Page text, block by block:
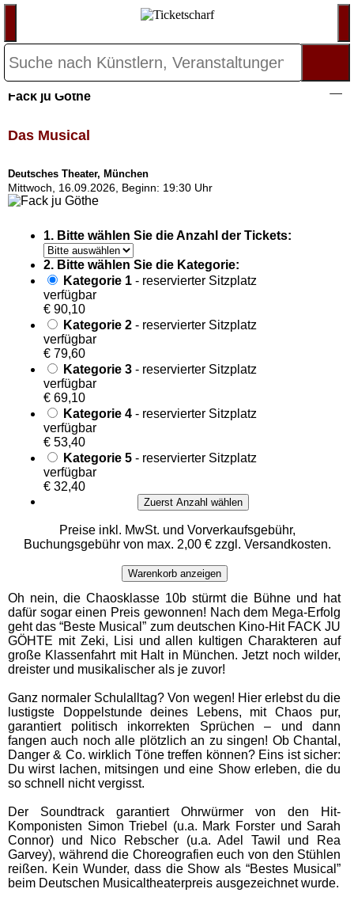
Fack ju Göthe
Das Musical
Deutsches Theater, München
Mittwoch, 16.09.2026, Beginn: 19:30 Uhr
1. Bitte wählen Sie die Anzahl der Tickets:
2. Bitte wählen Sie die Kategorie:
Kategorie 1 - reservierter Sitzplatz
verfügbar
€ 90,10
Kategorie 2 - reservierter Sitzplatz
verfügbar
€ 79,60
Kategorie 3 - reservierter Sitzplatz
verfügbar
€ 69,10
Kategorie 4 - reservierter Sitzplatz
verfügbar
€ 53,40
Kategorie 5 - reservierter Sitzplatz
verfügbar
€ 32,40
Zuerst Anzahl wählen
Preise inkl. MwSt. und Vorverkaufsgebühr,
Buchungsgebühr von max. 2,00 € zzgl. Versandkosten.
Warenkorb anzeigen
Oh nein, die Chaosklasse 10b stürmt die Bühne und hat
dafür sogar einen Preis gewonnen! Nach dem Mega-Erfolg
geht das “Beste Musical” zum deutschen Kino-Hit FACK JU
GÖHTE mit Zeki, Lisi und allen kultigen Charakteren auf
große Klassenfahrt mit Halt in München. Jetzt noch wilder,
dreister und musikalischer als je zuvor!
Ganz normaler Schulalltag? Von wegen! Hier erlebst du die
lustigste Doppelstunde deines Lebens, mit Chaos pur,
garantiert politisch inkorrekten Sprüchen – und dann
fangen auch noch alle plötzlich an zu singen! Ob Chantal,
Danger & Co. wirklich Töne treffen können? Eins ist sicher:
Du wirst lachen, mitsingen und eine Show erleben, die du
so schnell nicht vergisst.
Der Soundtrack garantiert Ohrwürmer von den Hit-
Komponisten Simon Triebel (u.a. Mark Forster und Sarah
Connor) und Nico Rebscher (u.a. Adel Tawil und Rea
Garvey), während die Choreografien euch von den Stühlen
reißen. Kein Wunder, dass die Show als “Bestes Musical”
beim Deutschen Musicaltheaterpreis ausgezeichnet wurde.